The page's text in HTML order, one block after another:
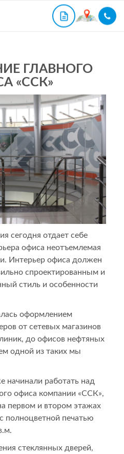
ГЛАВНОГО
«ССК»
сегодня отдает себе
офиса неотъемлемая
Интерьер офиса должен
спроектированным и
стиль и особенности
оформлением
от сетевых магазинов
до офисов нефтяных
одной из таких мы
работать над
офиса компании «ССК»,
первом и втором этажах
полноцветной печатью
стеклянных дверей,